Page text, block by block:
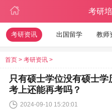
考研
考研资讯 出国留学 教师
首页 > 考研资讯 >
只有硕士学位没有硕士
考上还能再考吗？
2024-09-10 15:20:01